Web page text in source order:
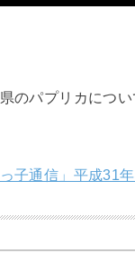
のパプリカにつ
子通信」平成31